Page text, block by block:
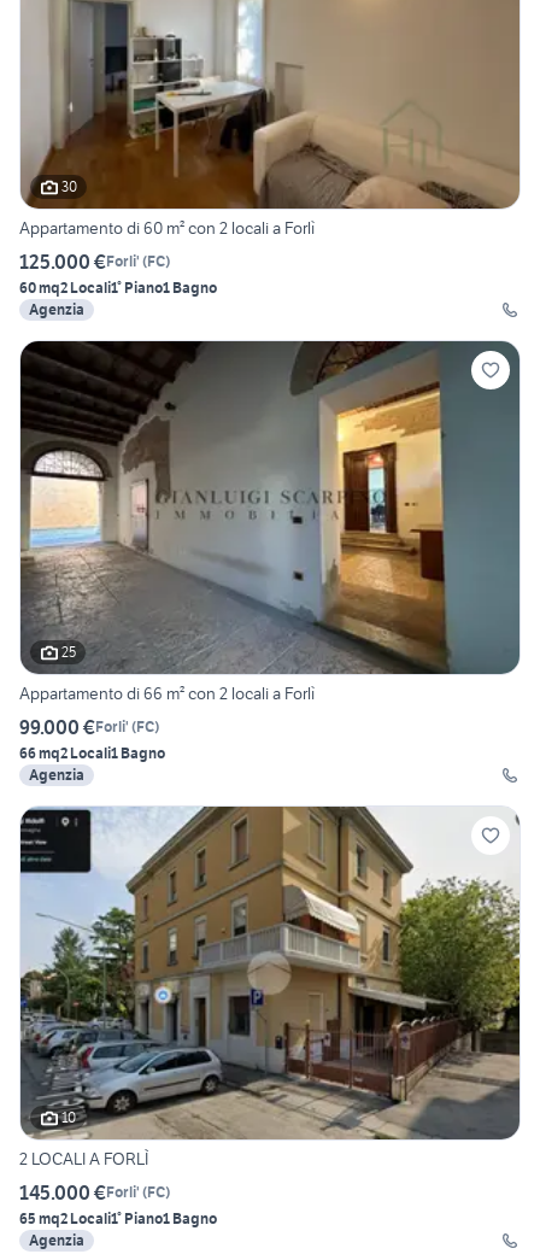
30
Appartamento di 60 m² con 2 locali a Forlì
125.000 €Forli' (FC)
60 mq2 Locali1° Piano1 Bagno
Agenzia
25
Appartamento di 66 m² con 2 locali a Forlì
99.000 €Forli' (FC)
66 mq2 Locali1 Bagno
Agenzia
10
2 LOCALI A FORLÌ
145.000 €Forli' (FC)
65 mq2 Locali1° Piano1 Bagno
Agenzia